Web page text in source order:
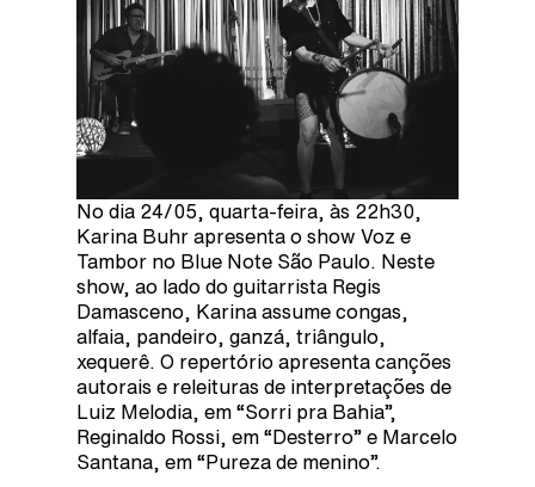
No dia 24/05, quarta-feira, às 22h30,
Karina Buhr apresenta o show Voz e
Tambor no Blue Note São Paulo. Neste
show, ao lado do guitarrista Regis
Damasceno, Karina assume congas,
alfaia, pandeiro, ganzá, triângulo,
xequerê. O repertório apresenta canções
autorais e releituras de interpretações de
Luiz Melodia, em “Sorri pra Bahia”,
Reginaldo Rossi, em “Desterro” e Marcelo
Santana, em “Pureza de menino”.